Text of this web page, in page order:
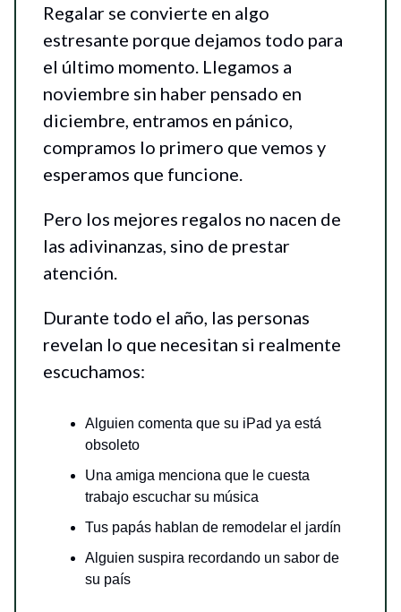
Regalar se convierte en algo
estresante porque dejamos todo para
el último momento. Llegamos a
noviembre sin haber pensado en
diciembre, entramos en pánico,
compramos lo primero que vemos y
esperamos que funcione.
Pero los mejores regalos no nacen de
las adivinanzas, sino de prestar
atención.
Durante todo el año, las personas
revelan lo que necesitan si realmente
escuchamos:
Alguien comenta que su iPad ya está
obsoleto
Una amiga menciona que le cuesta
trabajo escuchar su música
Tus papás hablan de remodelar el jardín
Alguien suspira recordando un sabor de
su país